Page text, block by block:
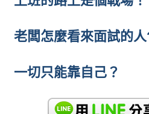
老闆怎麼看來面試的
一切只能靠自己？